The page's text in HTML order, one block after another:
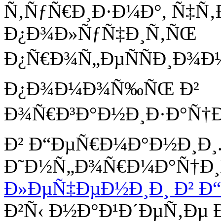
Ñ‚ÑƒÑ€Ð¸Ð·Ð¼Ð°,
Ð¿Ð¾Ð»ÑƒÑ‡Ð¸Ñ‚ÑŒ
Ð¿Ð¾Ð¼Ð¾Ñ‰ÑŒ Ð²
Ð²
Ð»ÐµÑ‡ÐµÐ½Ð¸Ð¸ Ð²
Ð²Ñ‹